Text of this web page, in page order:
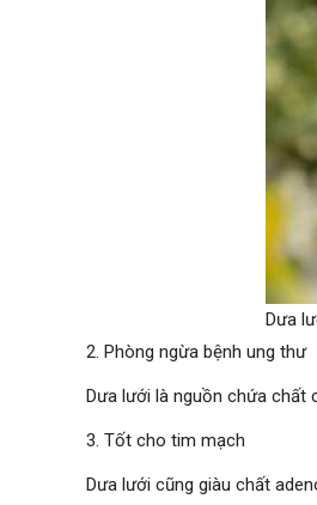
Dưa
2. Phòng ngừa bệnh ung thư
Dưa lưới là nguồn chứa chất
3. Tốt cho tim mạch
Dưa lưới cũng giàu chất